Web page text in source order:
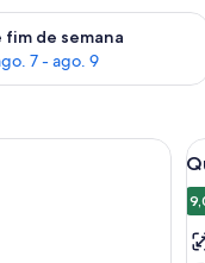
fim de semana
7 - ago. 9
para este
de cabeceira.
cabeceira de madeira,